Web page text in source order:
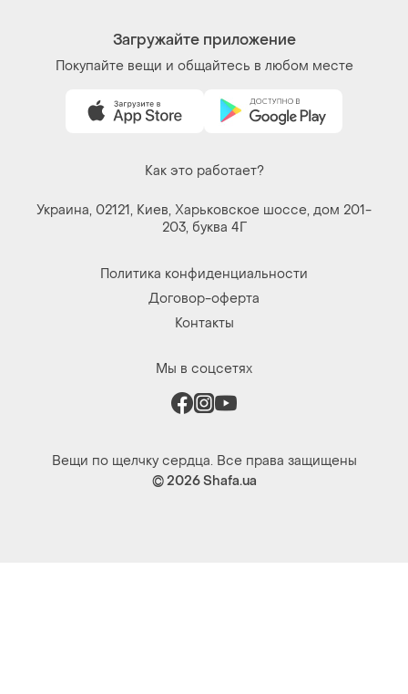
Загружайте приложение
Покупайте вещи и общайтесь в любом месте
Как это работает?
Украина, 02121, Киев, Харьковское шоссе, дом 201-
203, буква 4Г
Политика конфиденциальности
Договор-оферта
Контакты
Мы в соцсетях
Вещи по щелчку сердца. Все права защищены
© 2026Shafa.ua